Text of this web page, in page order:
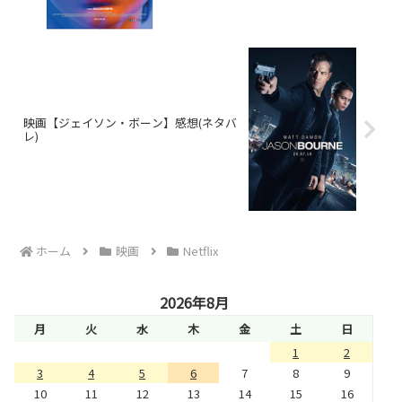
映画【ジェイソン・ボーン】感想(ネタバ
レ)
ホーム 映画 Netflix
2026年8月
月 火 水 木 金 土
日
1
2
3
4 5 6 7 8
9
10
11 12 13 14 15 16